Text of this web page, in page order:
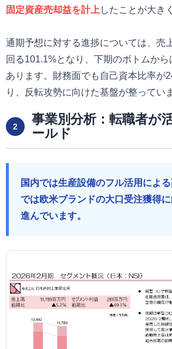
固定資産売却益を計上 したことが大き
通期予想に対する進捗については、売
回る101.1%となり、下期のボトムから
あります。財務面でも自己資本比率が
り、反転攻勢に向けた基盤が整ってい
2
事業別分析：転職者が
ールド
国内では生産設備のフル活用によ
では欧米ブランドの大口受注獲得
進んでいます。